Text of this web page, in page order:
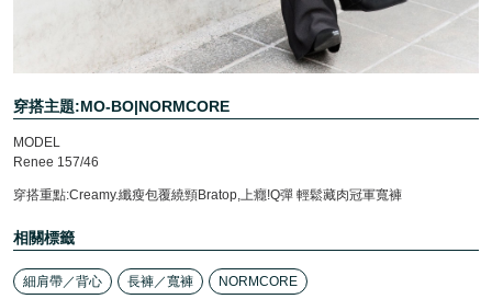
穿搭主題:MO-BO|NORMCORE
MODEL
Renee 157/46
穿搭重點:Creamy.纖瘦包覆繞頸Bratop,上癮!Q彈 輕鬆藏肉冠軍寬褲
相關標籤
細肩帶／背心 長褲／寬褲 NORMCORE